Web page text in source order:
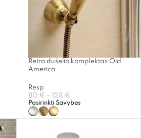
Retro dušelio komplektas Old
America
Resp
80 € – 128 €
Pasirinkti Savybes